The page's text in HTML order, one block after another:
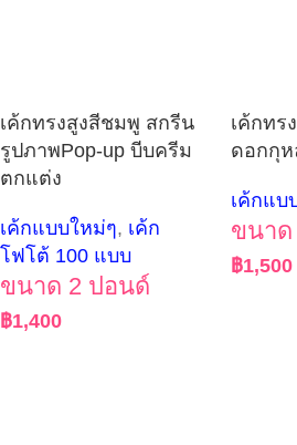
เค้กทรงสูงสีชมพู สกรีน
รูปภาพPop-up บีบครีม
ตกแต่ง
เค้กแบบใหม่ๆ, เค้ก
โฟโต้ 100 แบบ
ขนาด 2 ปอนด์
฿1,400
เค้กทร
ดอกกุห
เค้กแบ
ขนาด
฿1,500